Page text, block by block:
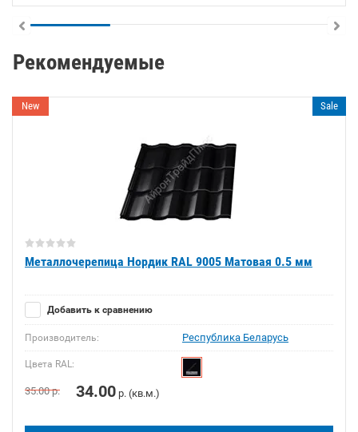
Рекомендуемые
New Sale
Металлочерепица Нордик RAL 9005 Матовая 0.5 мм
Добавить к сравнению
Производитель: Республика Беларусь
Цвета RAL:
35.00р. 34.00 р. (кв.м.)